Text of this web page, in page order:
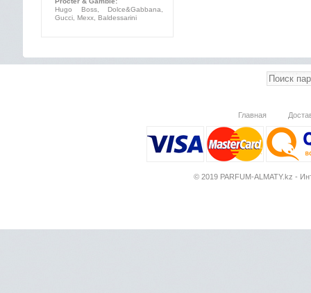
Hugo Boss, Dolce&Gabbana,
Gucci, Mexx, Baldessarini
Главная
© 2019 PARFUM-ALMATY.kz -